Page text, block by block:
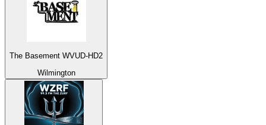
The Basement WVUD-HD2
Wilmington